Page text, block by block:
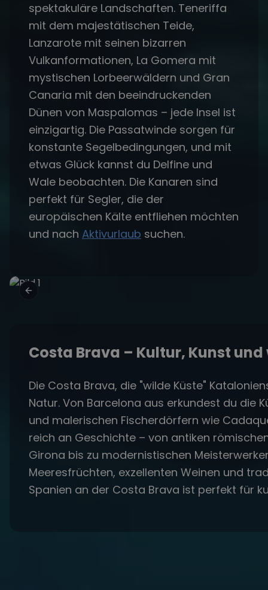
spektakuläre Landschaften. Teneriffa
mit dem majestätischen Teide,
Lanzarote mit seinen bizarren
Vulkanformationen, La Gomera mit
mystischen Lorbeerwäldern und Gran
Canaria mit den beeindruckenden
Dünen von Maspalomas – jede Insel ist
einzigartig. Die Passatwinde sorgen für
konstante Segelbedingungen, und mit
etwas Glück kannst du Delfine und
Wale beobachten. Die Kanaren sind
perfekt für Segler, die der
europäischen Kälte entfliehen möchten
und nach Aktivurlaub suchen.
Costa Brava – Kultur, Kunst
Die Costa Brava, die "wilde Küste"
Natur. Von Barcelona aus erkundest du die
und malerischen Fischerdörfern wie
reich an Geschichte – von antiken
Girona bis zu modernistischen
Meeresfrüchten, exzellenten Weinen und
Spanien an der Costa Brava ist perfekt für